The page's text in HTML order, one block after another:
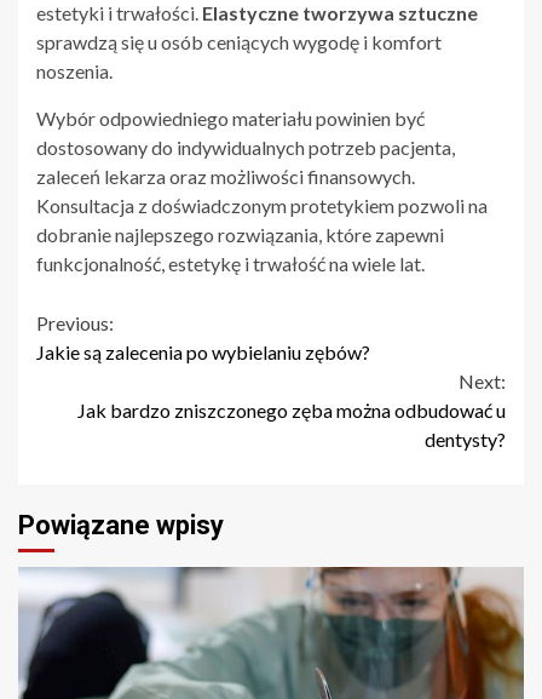
estetyki i trwałości. Elastyczne tworzywa sztuczne
sprawdzą się u osób ceniących wygodę i komfort
noszenia.
Wybór odpowiedniego materiału powinien być
dostosowany do indywidualnych potrzeb pacjenta,
zaleceń lekarza oraz możliwości finansowych.
Konsultacja z doświadczonym protetykiem pozwoli na
dobranie najlepszego rozwiązania, które zapewni
funkcjonalność, estetykę i trwałość na wiele lat.
Continue
Previous:
Jakie są zalecenia po wybielaniu zębów?
Next:
Jak bardzo zniszczonego zęba można odbudować u
dentysty?
Powiązane wpisy